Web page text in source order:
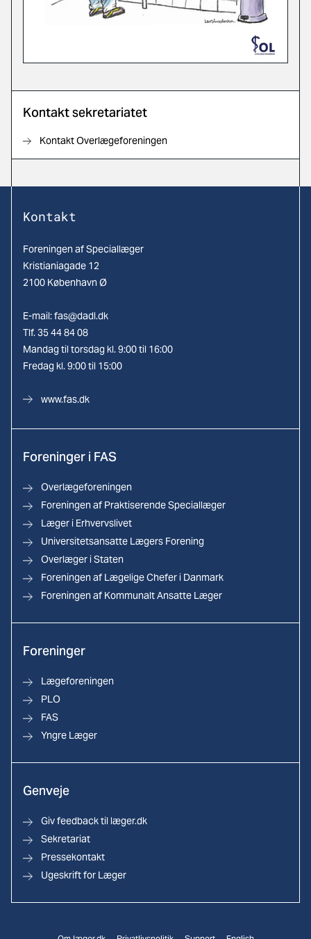
Kontakt sekretariatet
Kontakt Overlægeforeningen
Kontakt
Foreningen af Speciallæger
Kristianiagade 12
2100 København Ø
E-mail:fas@dadl.dk
Tlf. 35 44 84 08
Mandag til torsdag kl. 9:00 til 16:00
Fredag kl. 9:00 til 15:00
www.fas.dk
Foreninger i FAS
Overlægeforeningen
Foreningen af Praktiserende Speciallæger
Læger i Erhvervslivet
Universitetsansatte Lægers Forening
Overlæger i Staten
Foreningen af Lægelige Chefer i Danmark
Foreningen af Kommunalt Ansatte Læger
Foreninger
Lægeforeningen
PLO
FAS
Yngre Læger
Genveje
Giv feedback til læger.dk
Sekretariat
Pressekontakt
Ugeskrift for Læger